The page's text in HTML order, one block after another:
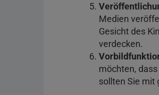
Medien
Gesicht des
verdecken.
möchten,
sollten Sie mit